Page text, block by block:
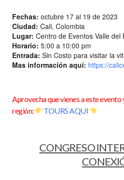
Fechas: octubre 17 al 19 de 2023
Ciudad: Cali, Colombia
Lugar: Centro de Eventos Valle del
Horario: 5:00 a 10:00 pm
Entrada: Sin Costo para visitar la
Mas información aquí: https://
Aprovecha que vienes a este evento
región:
TOURS AQUI
CONGRESO